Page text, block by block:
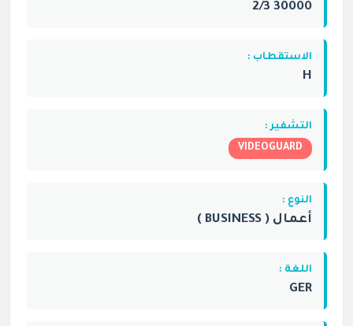
30000 2/3
الاستقطاب :
H
التشفير :
VIDEOGUARD
النوع :
أعمال ( BUSINESS )
اللغة :
GER